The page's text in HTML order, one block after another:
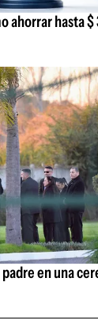
ahorrar hasta
en una